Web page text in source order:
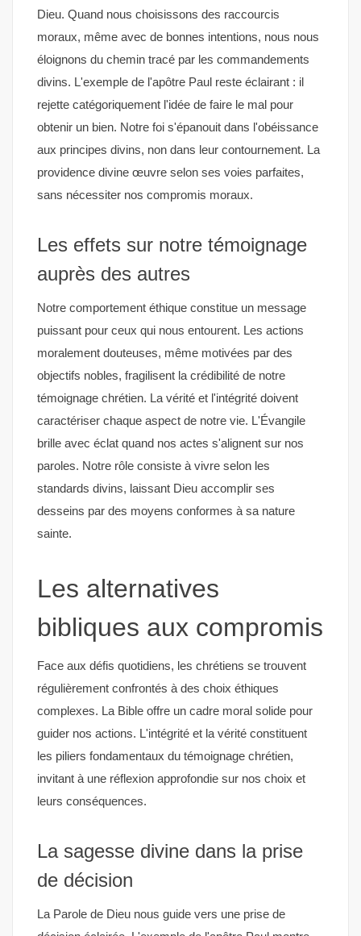
Dieu. Quand nous choisissons des raccourcis
moraux, même avec de bonnes intentions, nous nous
éloignons du chemin tracé par les commandements
divins. L'exemple de l'apôtre Paul reste éclairant : il
rejette catégoriquement l'idée de faire le mal pour
obtenir un bien. Notre foi s'épanouit dans l'obéissance
aux principes divins, non dans leur contournement. La
providence divine œuvre selon ses voies parfaites,
sans nécessiter nos compromis moraux.
Les effets sur notre témoignage
auprès des autres
Notre comportement éthique constitue un message
puissant pour ceux qui nous entourent. Les actions
moralement douteuses, même motivées par des
objectifs nobles, fragilisent la crédibilité de notre
témoignage chrétien. La vérité et l'intégrité doivent
caractériser chaque aspect de notre vie. L'Évangile
brille avec éclat quand nos actes s'alignent sur nos
paroles. Notre rôle consiste à vivre selon les
standards divins, laissant Dieu accomplir ses
desseins par des moyens conformes à sa nature
sainte.
Les alternatives
bibliques aux compromis
Face aux défis quotidiens, les chrétiens se trouvent
régulièrement confrontés à des choix éthiques
complexes. La Bible offre un cadre moral solide pour
guider nos actions. L'intégrité et la vérité constituent
les piliers fondamentaux du témoignage chrétien,
invitant à une réflexion approfondie sur nos choix et
leurs conséquences.
La sagesse divine dans la prise
de décision
La Parole de Dieu nous guide vers une prise de